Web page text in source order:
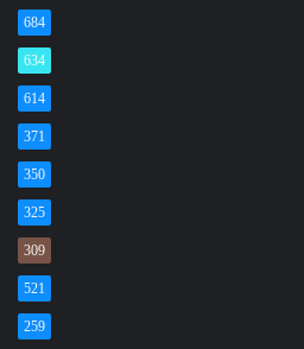
684
634
614
371
350
325
309
521
259